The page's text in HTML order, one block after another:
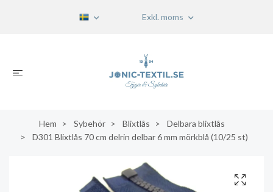
Exkl. moms
Hem Sybehör Blixtlås
Delbara blixtlås
D301 Blixtlås 70 cm delrin delbar 6 mm mörkblå (10/25 st)